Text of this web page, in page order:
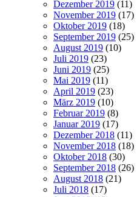
Dezember 2019 (11)
November 2019 (17)
Oktober 2019 (18)
September 2019 (25)
August 2019 (10)
Juli 2019 (23)
Juni 2019 (25)
Mai 2019 (11)
April 2019 (23)
März 2019 (10)
Februar 2019 (8)
Januar 2019 (17)
Dezember 2018 (11)
November 2018 (18)
Oktober 2018 (30)
September 2018 (26)
August 2018 (21)
Juli 2018 (17)